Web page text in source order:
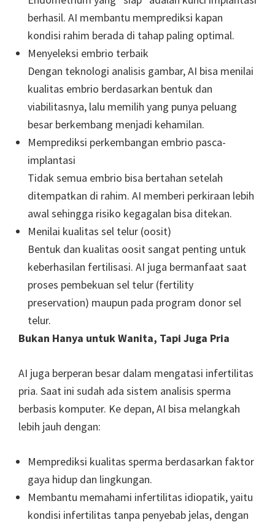
berhasil. AI membantu memprediksi kapan
kondisi rahim berada di tahap paling optimal.
Menyeleksi embrio terbaik
Dengan teknologi analisis gambar, AI bisa menilai
kualitas embrio berdasarkan bentuk dan
viabilitasnya, lalu memilih yang punya peluang
besar berkembang menjadi kehamilan.
Memprediksi perkembangan embrio pasca-
implantasi
Tidak semua embrio bisa bertahan setelah
ditempatkan di rahim. AI memberi perkiraan lebih
awal sehingga risiko kegagalan bisa ditekan.
Menilai kualitas sel telur (oosit)
Bentuk dan kualitas oosit sangat penting untuk
keberhasilan fertilisasi. AI juga bermanfaat saat
proses pembekuan sel telur (fertility
preservation) maupun pada program donor sel
telur.
Bukan Hanya untuk Wanita, Tapi Juga Pria
AI juga berperan besar dalam mengatasi infertilitas
pria. Saat ini sudah ada sistem analisis sperma
berbasis komputer. Ke depan, AI bisa melangkah
lebih jauh dengan:
Memprediksi kualitas sperma berdasarkan faktor
gaya hidup dan lingkungan.
Membantu memahami infertilitas idiopatik, yaitu
kondisi infertilitas tanpa penyebab jelas, dengan